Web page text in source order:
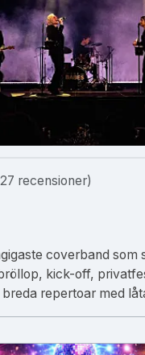
recensioner)
coverband som
kick-off,
repertoar med